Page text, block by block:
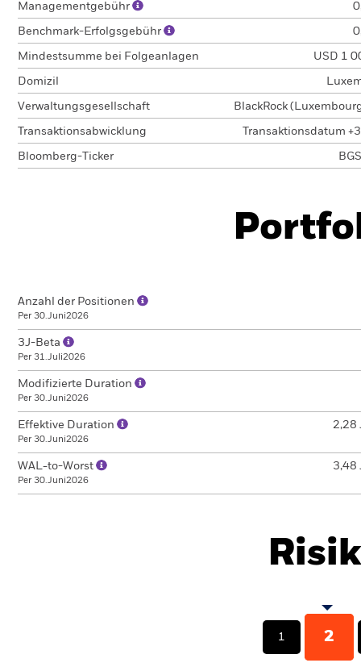
Managementgebühr
Benchmark-Erfolgsgebühr
Mindestsumme bei Folgeanlagen USD 1
Domizil
Verwaltungsgesellschaft BlackRock
Transaktionsabwicklung Transaktionsdatum
Bloomberg-Ticker
Anzahl der Positionen
Per 30.Juni2026
3J-Beta
Per 31.Juli2026
Modifizierte Duration
Per 30.Juni2026
Effektive Duration
Per 30.Juni2026
2,28
WAL-to-Worst
Per 30.Juni2026
3,48
1 2